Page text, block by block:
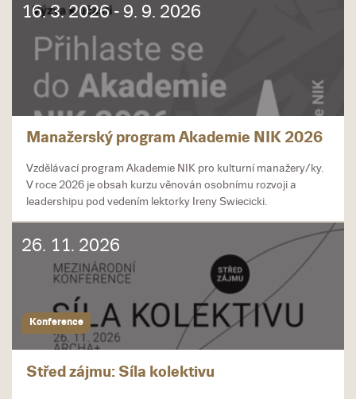
16. 3. 2026 - 9. 9. 2026
Manažerský program Akademie NIK 2026
Vzdělávací program Akademie NIK pro kulturní manažery/ky.
V roce 2026 je obsah kurzu věnován osobnímu rozvoji a
leadershipu pod vedením lektorky Ireny Swiecicki.
26. 11. 2026
Konference
Střed zájmu: Síla kolektivu